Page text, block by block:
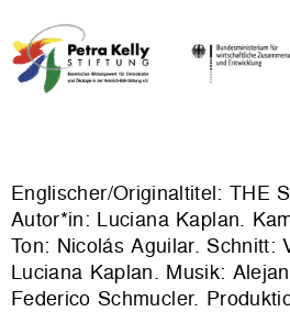
Englischer/Originaltitel: THE
Autor*in: Luciana Kaplan.
Ton: Nicolás Aguilar. Schnitt:
Luciana Kaplan. Musik:
Federico Schmucler.